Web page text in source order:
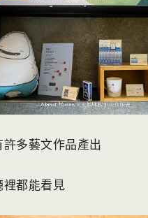
多藝文作品產出
都能看見